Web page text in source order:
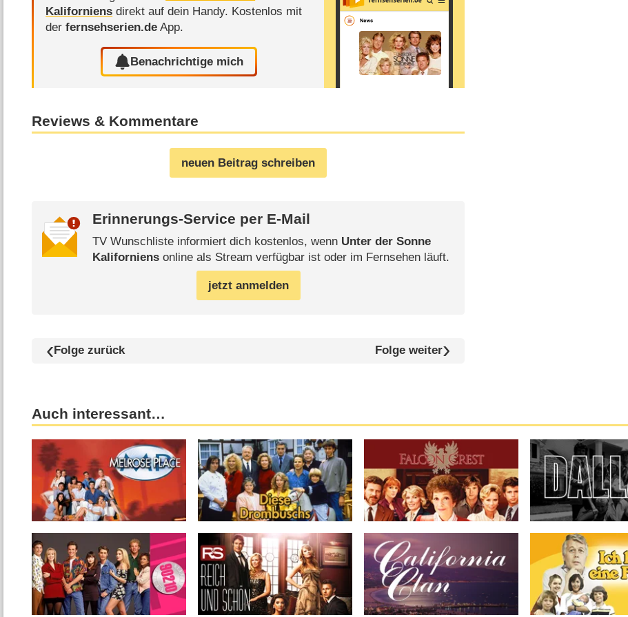
Kaliforniens direkt auf dein Handy. Kostenlos mit
derfernsehserien.de App.
Benachrichtige mich
Reviews & Kommentare
neuen Beitrag schreiben
Erinnerungs-Service per E-Mail
TV Wunschliste informiert dich kostenlos, wenn Unter der Sonne
Kaliforniensonline als Stream verfügbar ist oder im Fernsehen läuft.
jetzt anmelden
Folge zurück Folge weiter
Auch interessant…